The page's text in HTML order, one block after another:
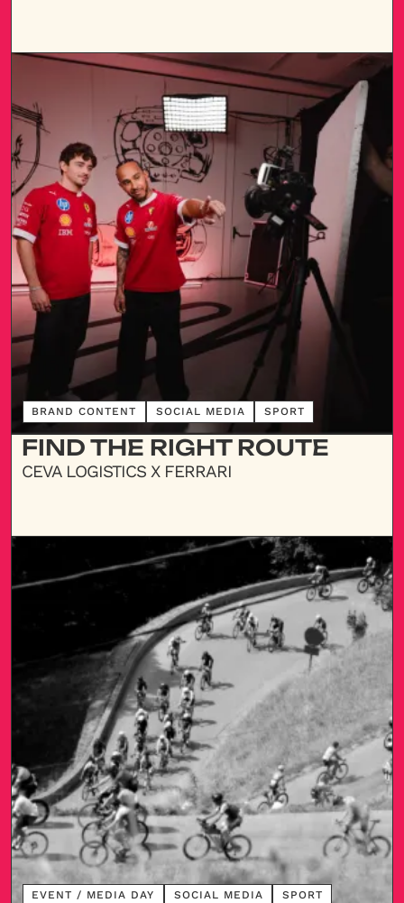
DÉCOUVRIR SPORT
SOCIAL MEDIA
BRAND CONTENT
FIND THE RIGHT ROUTE
CEVA LOGISTICS X FERRARI
DÉCOUVRIR SPORT
SOCIAL MEDIA
EVENT / MEDIA DAY